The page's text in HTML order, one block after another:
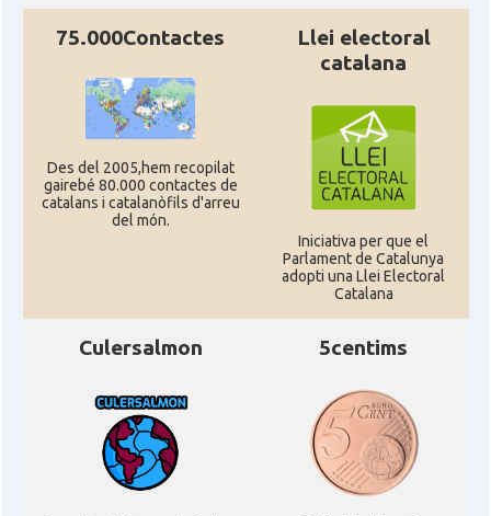
75.000Contactes
Des del 2005,hem recopilat
gairebé 80.000 contactes de
catalans i catalanòfils d'arreu
del món.
Llei electoral
catalana
Iniciativa per que el
Parlament de Catalunya
adopti una Llei Electoral
Catalana
Culersalmon 5centims